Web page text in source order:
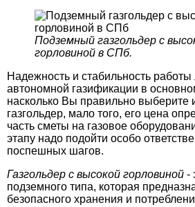
Подземный газгольдер с
горловиной в СПб.
Надежность и стабильность
автономной газификации в
насколько Вы правильно выберите
газгольдер, мало того, его цена
часть сметы на газовое
этапу надо подойти особо
поспешных шагов.
Газгольдер с высокой горловиной -
подземного типа, которая
безопасного хранения и